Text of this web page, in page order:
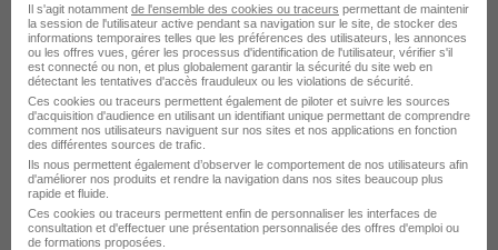
Voir l’offre
il y a 14 jours
Infirmier H/F
Adecco Medical
Il s'agit notamment de l'ensemble des cookies ou traceurs permettant de maintenir
la session de l'utilisateur active pendant sa navigation sur le site, de stocker des
informations temporaires telles que les préférences des utilisateurs, les annonces
ou les offres vues, gérer les processus d'identification de l'utilisateur, vérifier s'il
est connecté ou non, et plus globalement garantir la sécurité du site web en
détectant les tentatives d'accès frauduleux ou les violations de sécurité.
Ces cookies ou traceurs permettent également de piloter et suivre les sources
d'acquisition d'audience en utilisant un identifiant unique permettant de comprendre
comment nos utilisateurs naviguent sur nos sites et nos applications en fonction
des différentes sources de trafic.
Ils nous permettent également d’observer le comportement de nos utilisateurs afin
d'améliorer nos produits et rendre la navigation dans nos sites beaucoup plus
rapide et fluide.
Ces cookies ou traceurs permettent enfin de personnaliser les interfaces de
consultation et d'effectuer une présentation personnalisée des offres d'emploi ou
de formations proposées.